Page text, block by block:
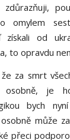
omylem
získali od
to opravdu
za smrt
je
bych
může
přeci